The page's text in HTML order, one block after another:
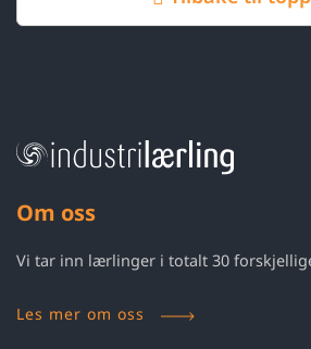
Om oss
Vi tar inn lærlinger i totalt 30
Les mer om oss